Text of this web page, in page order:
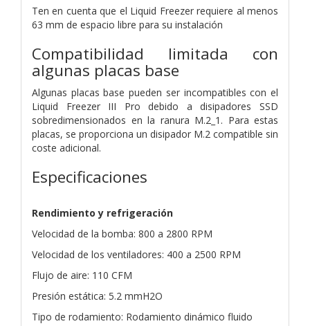
Ten en cuenta que el Liquid Freezer requiere al menos
63 mm de espacio libre para su instalación
Compatibilidad limitada con
algunas placas base
Algunas placas base pueden ser incompatibles con el
Liquid Freezer III Pro debido a disipadores SSD
sobredimensionados en la ranura M.2_1. Para estas
placas, se proporciona un disipador M.2 compatible sin
coste adicional.
Especificaciones
Rendimiento y refrigeración
Velocidad de la bomba: 800 a 2800 RPM
Velocidad de los ventiladores: 400 a 2500 RPM
Flujo de aire: 110 CFM
Presión estática: 5.2 mmH2O
Tipo de rodamiento: Rodamiento dinámico fluido